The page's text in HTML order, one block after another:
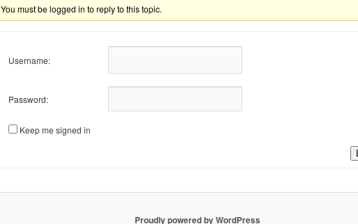
You must be logged in to reply to this topic.
Username:
Password:
Keep me signed in
Proudly powered by WordPress